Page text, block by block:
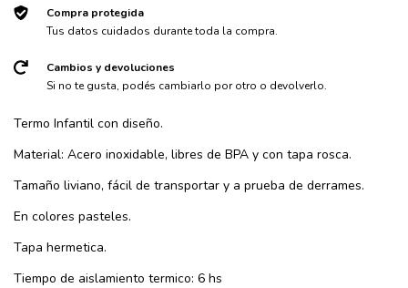
Compra protegida
Tus datos cuidados durante toda la compra.
Cambios y devoluciones
Si no te gusta, podés cambiarlo por otro o devolverlo.
Termo Infantil con diseño.
Material: Acero inoxidable, libres de BPA y con tapa rosca.
Tamaño liviano, fácil de transportar y a prueba de derrames.
En colores pasteles.
Tapa hermetica.
Tiempo de aislamiento termico: 6 hs